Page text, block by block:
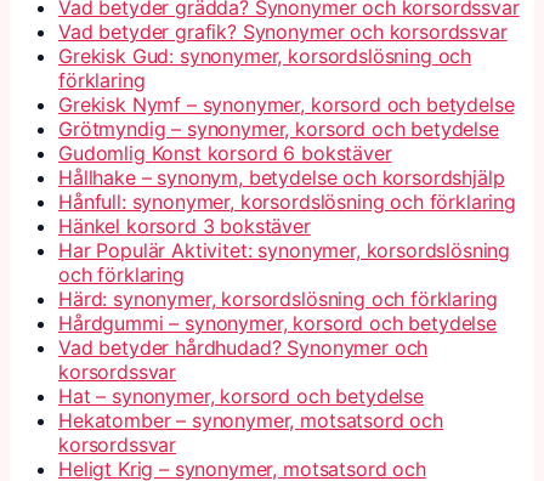
Vad betyder grädda? Synonymer och korsordssvar
Vad betyder grafik? Synonymer och korsordssvar
Grekisk Gud: synonymer, korsordslösning och
förklaring
Grekisk Nymf – synonymer, korsord och betydelse
Grötmyndig – synonymer, korsord och betydelse
Gudomlig Konst korsord 6 bokstäver
Hållhake – synonym, betydelse och korsordshjälp
Hånfull: synonymer, korsordslösning och förklaring
Hänkel korsord 3 bokstäver
Har Populär Aktivitet: synonymer, korsordslösning
och förklaring
Härd: synonymer, korsordslösning och förklaring
Hårdgummi – synonymer, korsord och betydelse
Vad betyder hårdhudad? Synonymer och
korsordssvar
Hat – synonymer, korsord och betydelse
Hekatomber – synonymer, motsatsord och
korsordssvar
Heligt Krig – synonymer, motsatsord och